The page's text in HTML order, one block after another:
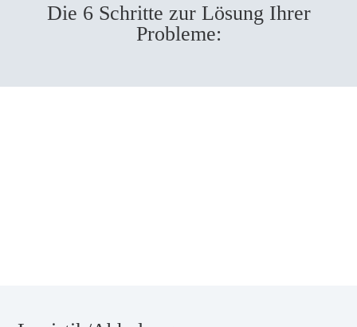
Die 6 Schritte zur Lösung Ihrer
Probleme: